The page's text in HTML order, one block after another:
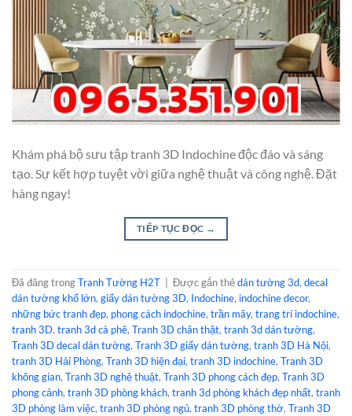
Khám phá bộ sưu tập tranh 3D Indochine độc đáo và sáng
tạo. Sự kết hợp tuyệt vời giữa nghệ thuật và công nghệ. Đặt
hàng ngay!
TIẾP TỤC ĐỌC →
Đã đăng trongTranh Tường H2T Được gắn thẻdán tường 3d, decal
dán tường khổ lớn, giấy dán tường 3D, Indochine, indochine decor,
những bức tranh đẹp, phong cách indochine, trần mây, trang trí indochine,
tranh 3D, tranh 3d cà phê, Tranh 3D chân thật, tranh 3d dán tường,
Tranh 3D decal dán tường, Tranh 3D giấy dán tường, tranh 3D Hà Nội,
tranh 3D Hải Phòng, Tranh 3D hiện đại, tranh 3D indochine, Tranh 3D
không gian, Tranh 3D nghệ thuật, Tranh 3D phong cách đẹp, Tranh 3D
phong cảnh, tranh 3D phòng khách, tranh 3d phòng khách đẹp nhất, tranh
3D phòng làm việc, tranh 3D phòng ngủ, tranh 3D phòng thờ, Tranh 3D